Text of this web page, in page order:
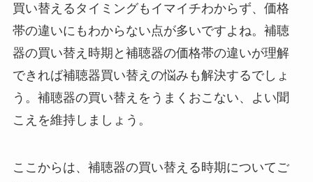
買い替えるタイミングもイマイチわからず、価格
帯の違いにもわからない点が多いですよね。補聴
器の買い替え時期と補聴器の価格帯の違いが理解
できれば補聴器買い替えの悩みも解決するでしょ
う。補聴器の買い替えをうまくおこない、よい聞
こえを維持しましょう。
ここからは、補聴器の買い替える時期についてご